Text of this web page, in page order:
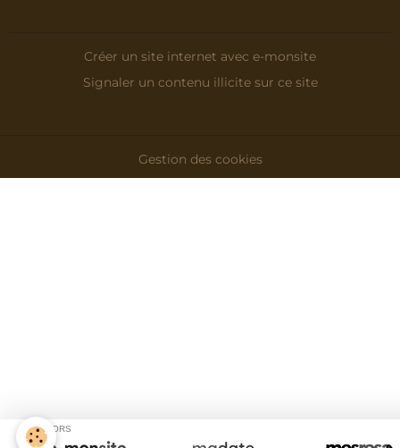
Créer un site internet avec e-monsite
Signaler un contenu illicite sur ce site
Gestion des cookies
SPONSORS